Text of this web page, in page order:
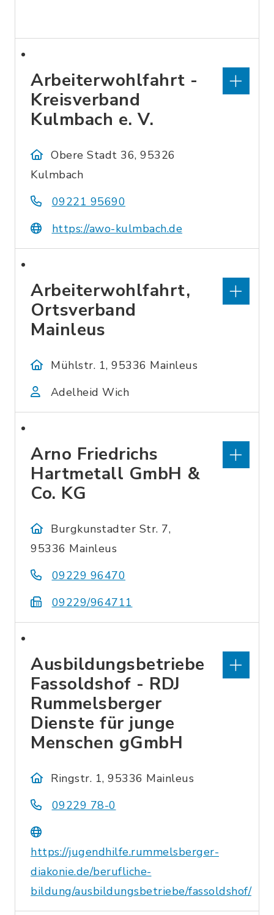
Arbeiterwohlfahrt -
Kreisverband
Kulmbach e. V.
Obere Stadt 36, 95326
Kulmbach
09221 95690
https://awo-kulmbach.de
Arbeiterwohlfahrt,
Ortsverband
Mainleus
Mühlstr. 1, 95336 Mainleus
Adelheid Wich
Arno Friedrichs
Hartmetall GmbH &
Co. KG
Burgkunstadter Str. 7,
95336 Mainleus
09229 96470
09229/964711
Ausbildungsbetriebe
Fassoldshof - RDJ
Rummelsberger
Dienste für junge
Menschen gGmbH
Ringstr. 1, 95336 Mainleus
09229 78-0
https://jugendhilfe.rummelsberger-
diakonie.de/berufliche-
bildung/ausbildungsbetriebe/fassoldshof/